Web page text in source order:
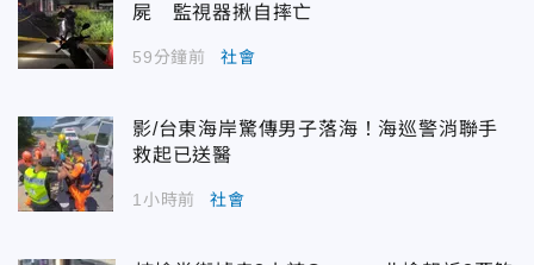
屍 監視器揪自摔亡
59分鐘前 社會
影/台東海岸驚傳男子落海！海巡警消聯手
救起已送醫
1小時前 社會